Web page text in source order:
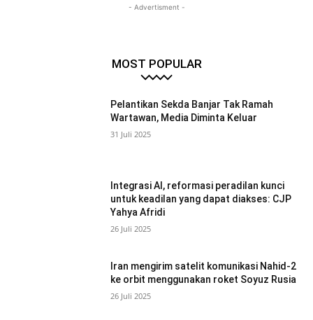
- Advertisment -
MOST POPULAR
Pelantikan Sekda Banjar Tak Ramah
Wartawan, Media Diminta Keluar
31 Juli 2025
Integrasi AI, reformasi peradilan kunci
untuk keadilan yang dapat diakses: CJP
Yahya Afridi
26 Juli 2025
Iran mengirim satelit komunikasi Nahid-2
ke orbit menggunakan roket Soyuz Rusia
26 Juli 2025